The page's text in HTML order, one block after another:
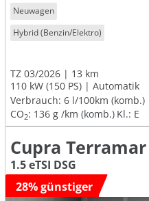
Neuwagen
Hybrid (Benzin/Elektro)
TZ 03/2026
13 km
110 kW (150 PS)
Automatik
Verbrauch: 6 l/100km (komb.)
CO2: 136 g /km (komb.) Kl.: E
Cupra Terramar
1.5 eTSI DSG
28% günstiger